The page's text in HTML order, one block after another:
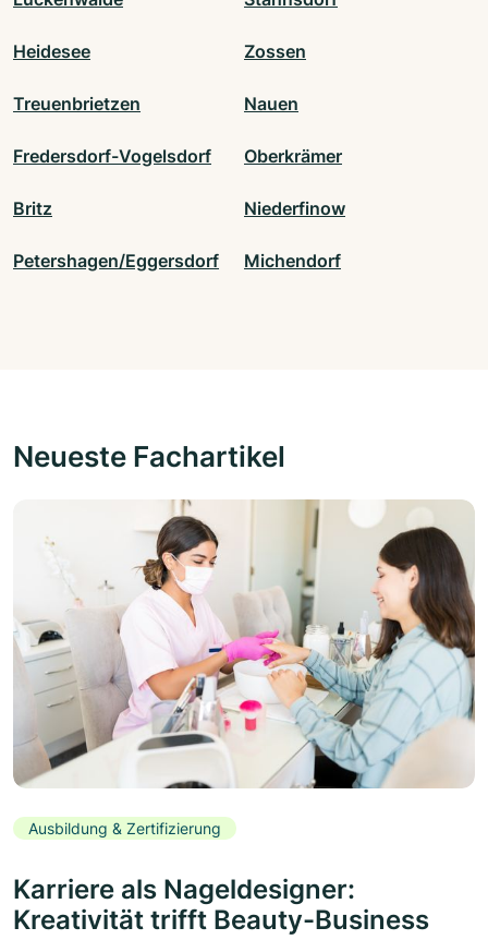
Heidesee Zossen
Treuenbrietzen Nauen
Fredersdorf-Vogelsdorf Oberkrämer
Britz Niederfinow
Petershagen/Eggersdorf Michendorf
Neueste Fachartikel
Ausbildung & Zertifizierung
Karriere als Nageldesigner:
Kreativität trifft Beauty-Business